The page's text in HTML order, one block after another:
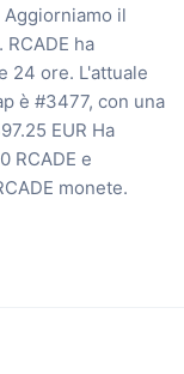
Aggiorniamo il
RCADE ha
24 ore. L'attuale
è #3477, con una
EUR Ha
RCADE e
monete.